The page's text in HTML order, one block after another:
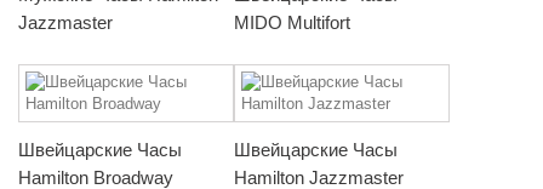
Jazzmaster
MIDO Multifort
Швейцарские Часы
Hamilton Broadway
Швейцарские Часы
Hamilton Jazzmaster